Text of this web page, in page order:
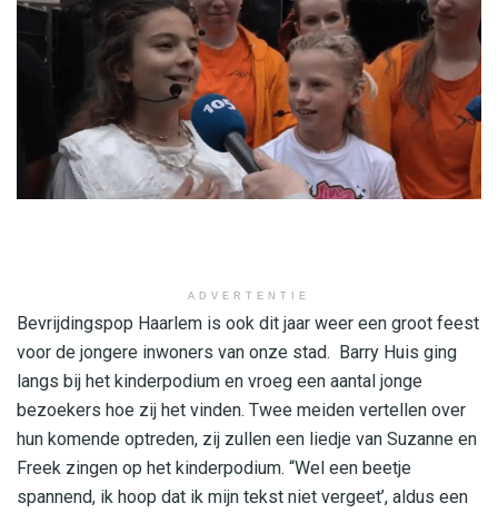
ADVERTENTIE
Bevrijdingspop Haarlem is ook dit jaar weer een groot feest
voor de jongere inwoners van onze stad. Barry Huis ging
langs bij het kinderpodium en vroeg een aantal jonge
bezoekers hoe zij het vinden. Twee meiden vertellen over
hun komende optreden, zij zullen een liedje van Suzanne en
Freek zingen op het kinderpodium. “Wel een beetje
spannend, ik hoop dat ik mijn tekst niet vergeet’, aldus een